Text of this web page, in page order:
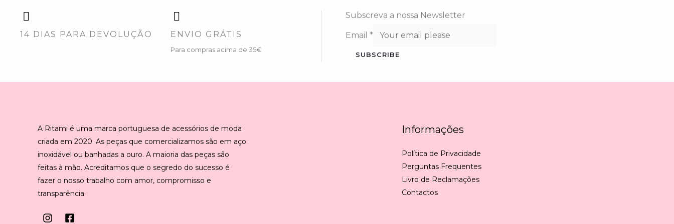
14 DIAS PARA DEVOLUÇÃO ENVIO GRÁTIS
Para compras acima de 35€
Subscreva a nossa Newsletter
Email *
SUBSCRIBE
A Ritami é uma marca portuguesa de acessórios de moda
criada em 2020. As peças que comercializamos são em aço
inoxidável ou banhadas a ouro. A maioria das peças são
feitas à mão. Acreditamos que o segredo do sucesso é
fazer o nosso trabalho com amor, compromisso e
transparência.
Informações
Política de Privacidade
Perguntas Frequentes
Livro de Reclamações
Contactos